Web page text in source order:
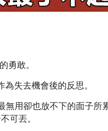
的勇敢。
為失去機會後的反思。
無用卻也放不下的面子所
可丟。